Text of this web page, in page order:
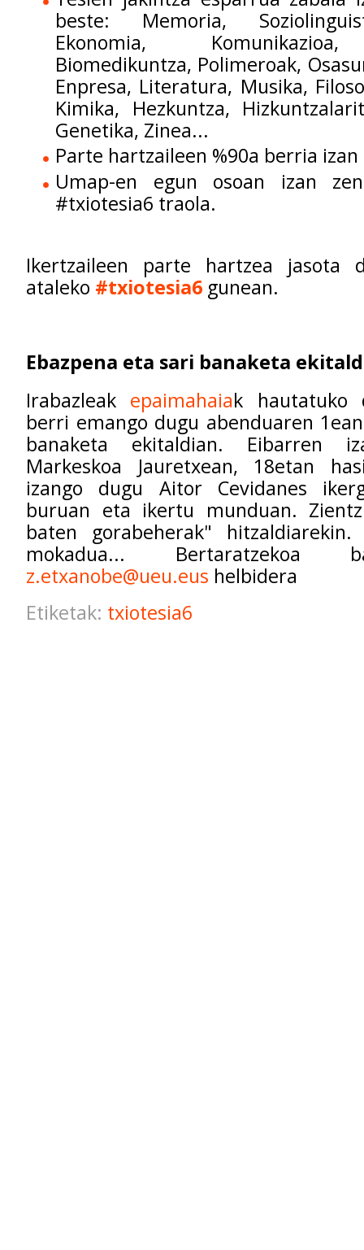
beste: Memoria,
Ekonomia,
Biomedikuntza, Polimeroak,
Enpresa, Literatura, Musika,
Kimika, Hezkuntza,
Genetika, Zinea...
Parte hartzaileen %90a berria
Umap-en egun osoan izan
#txiotesia6 traola.
Ikertzaileen parte hartzea jasota
ataleko #txiotesia6 gunean.
Ebazpena eta sari banaketa
Irabazleak epaimahaiak hautatuko
berri emango dugu abenduaren
banaketa ekitaldian. Eibarren
Markeskoa Jauretxean, 18etan
izango dugu Aitor Cevidanes
buruan eta ikertu munduan.
baten gorabeherak" hitzaldiarekin.
mokadua... Bertaratzekoa
z.etxanobe@ueu.eus helbidera
Etiketak: txiotesia6